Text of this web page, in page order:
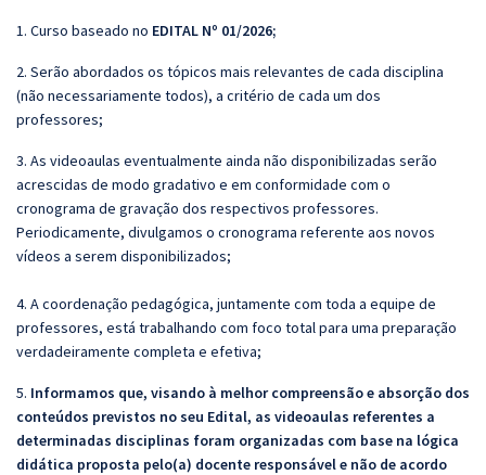
1. Curso baseado no EDITAL Nº 01/2026;
2. Serão abordados os tópicos mais relevantes de cada disciplina
(não necessariamente todos), a critério de cada um dos
professores;
3. As videoaulas eventualmente ainda não disponibilizadas serão
acrescidas de modo gradativo e em conformidade com o
cronograma de gravação dos respectivos professores.
Periodicamente, divulgamos o cronograma referente aos novos
vídeos a serem disponibilizados;
4. A coordenação pedagógica, juntamente com toda a equipe de
professores, está trabalhando com foco total para uma preparação
verdadeiramente completa e efetiva;
5. Informamos que, visando à melhor compreensão e absorção dos
conteúdos previstos no seu Edital, as videoaulas referentes a
determinadas disciplinas foram organizadas com base na lógica
didática proposta pelo(a) docente responsável e não de acordo